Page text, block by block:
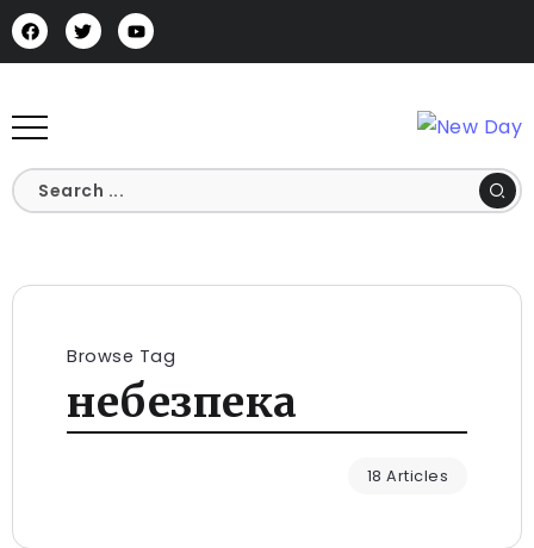
Browse Tag
небезпека
18 Articles